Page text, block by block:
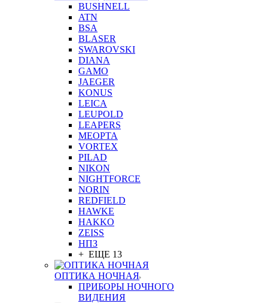
BUSHNELL
ATN
BSA
BLASER
SWAROVSKI
DIANA
GAMO
JAEGER
KONUS
LEICA
LEUPOLD
LEAPERS
MEOPTA
VORTEX
PILAD
NIKON
NIGHTFORCE
NORIN
REDFIELD
HAWKE
HAKKO
ZEISS
НПЗ
+ ЕЩЕ 13
ОПТИКА НОЧНАЯ
ПРИБОРЫ НОЧНОГО
ВИДЕНИЯ